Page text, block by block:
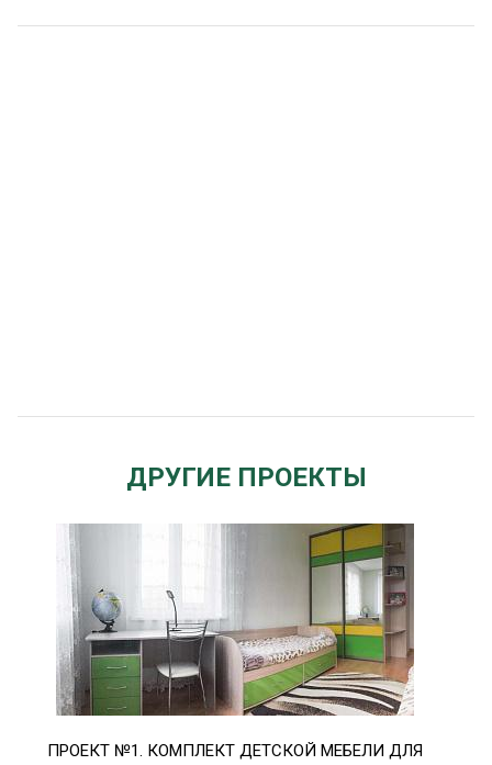
ДРУГИЕ ПРОЕКТЫ
ПРОЕКТ №1. КОМПЛЕКТ ДЕТСКОЙ МЕБЕЛИ ДЛЯ